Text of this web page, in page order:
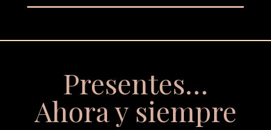
Presentes…
Ahora y siempre